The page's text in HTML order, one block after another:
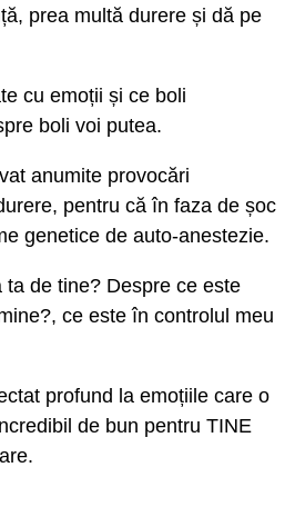
prea multă durere și dă pe
cu emoții și ce boli
boli voi putea.
anumite provocări
pentru că în faza de șoc
genetice de auto-anestezie.
de tine? Despre ce este
ce este în controlul meu
profund la emoțiile care o
de bun pentru TINE